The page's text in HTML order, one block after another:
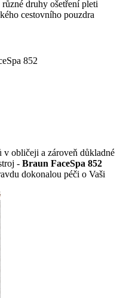
druhy ošetření pleti
cestovního pouzdra
852
v obličeji a zároveň důkladné
- Braun FaceSpa 852
dokonalou péči o Vaši